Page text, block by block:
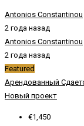
Antonios Constantinou
2 года назад
Antonios Constantinou
2 года назад
Featured
Арендованный
Новый проект
€1,450